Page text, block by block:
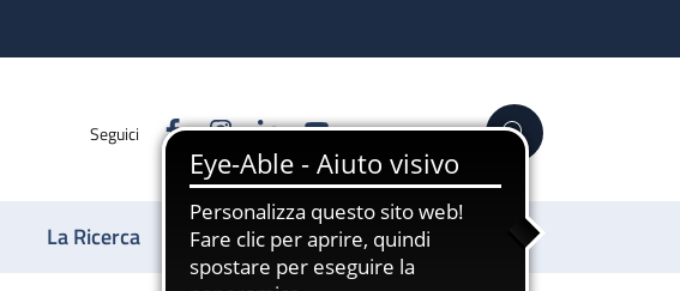
Seguici FacebookInstagram
LinkedinYouTube Cerca
La Ricerca Sostienici